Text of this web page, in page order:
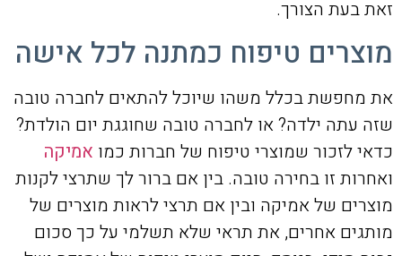
זאת בעת הצורך.
מוצרים טיפוח כמתנה לכל אישה
את מחפשת בכלל משהו שיוכל להתאים לחברה טובה
שזה עתה ילדה? או לחברה טובה שחוגגת יום הולדת?
כדאי לזכור שמוצרי טיפוח של חברות כמו אמיקה
ואחרות זו בחירה טובה. בין אם ברור לך שתרצי לקנות
מוצרים של אמיקה ובין אם תרצי לראות מוצרים של
מותגים אחרים, את תראי שלא תשלמי על כך סכום